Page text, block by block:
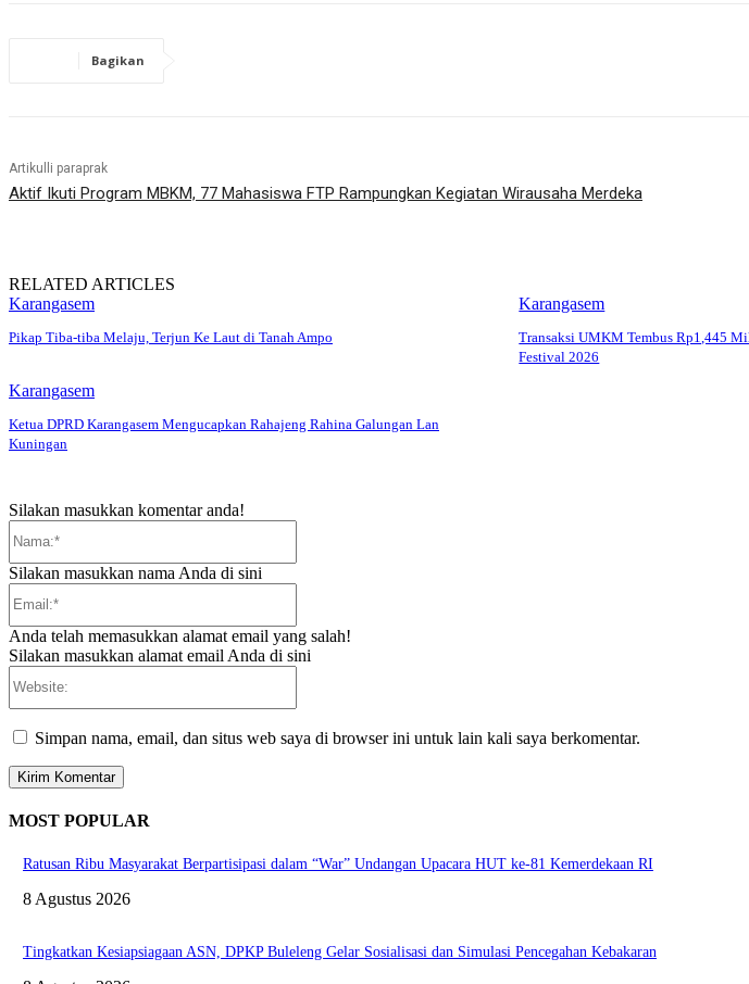
Bagikan
Artikulli paraprak
Aktif Ikuti Program MBKM, 77 Mahasiswa FTP Rampungkan Kegiatan Wirausaha Merdeka
RELATED ARTICLES
Karangasem
Pikap Tiba-tiba Melaju, Terjun Ke Laut di Tanah Ampo
Karangasem
Transaksi UMKM Tembus Rp1,445
Festival 2026
Karangasem
Ketua DPRD Karangasem Mengucapkan Rahajeng Rahina Galungan Lan
Kuningan
Silakan masukkan komentar anda!
Silakan masukkan nama Anda di sini
Anda telah memasukkan alamat email yang salah!
Silakan masukkan alamat email Anda di sini
Simpan nama, email, dan situs web saya di browser ini untuk lain kali saya berkomentar.
MOST POPULAR
Ratusan Ribu Masyarakat Berpartisipasi dalam “War” Undangan Upacara HUT ke-81 Kemerdekaan RI
8 Agustus 2026
Tingkatkan Kesiapsiagaan ASN, DPKP Buleleng Gelar Sosialisasi dan Simulasi Pencegahan Kebakaran